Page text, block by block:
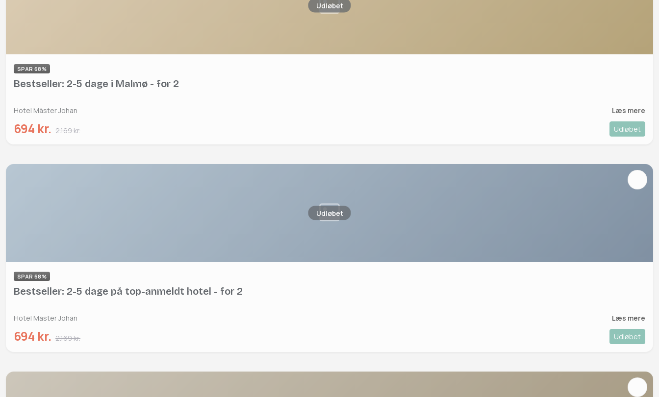
Udløbet
SPAR 68%
Bestseller: 2-5 dage i Malmø - for 2
Hotel Mäster Johan Læs mere
694 kr. 2.169 kr. Udløbet
Udløbet
SPAR 68%
Bestseller: 2-5 dage på top-anmeldt hotel - for 2
Hotel Mäster Johan Læs mere
694 kr. 2.169 kr. Udløbet